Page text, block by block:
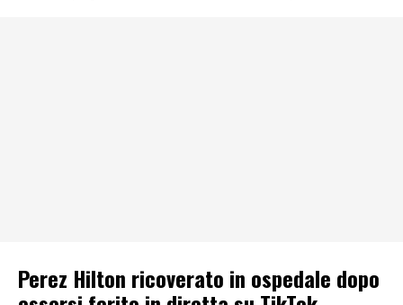
Perez Hilton ricoverato in ospedale dopo